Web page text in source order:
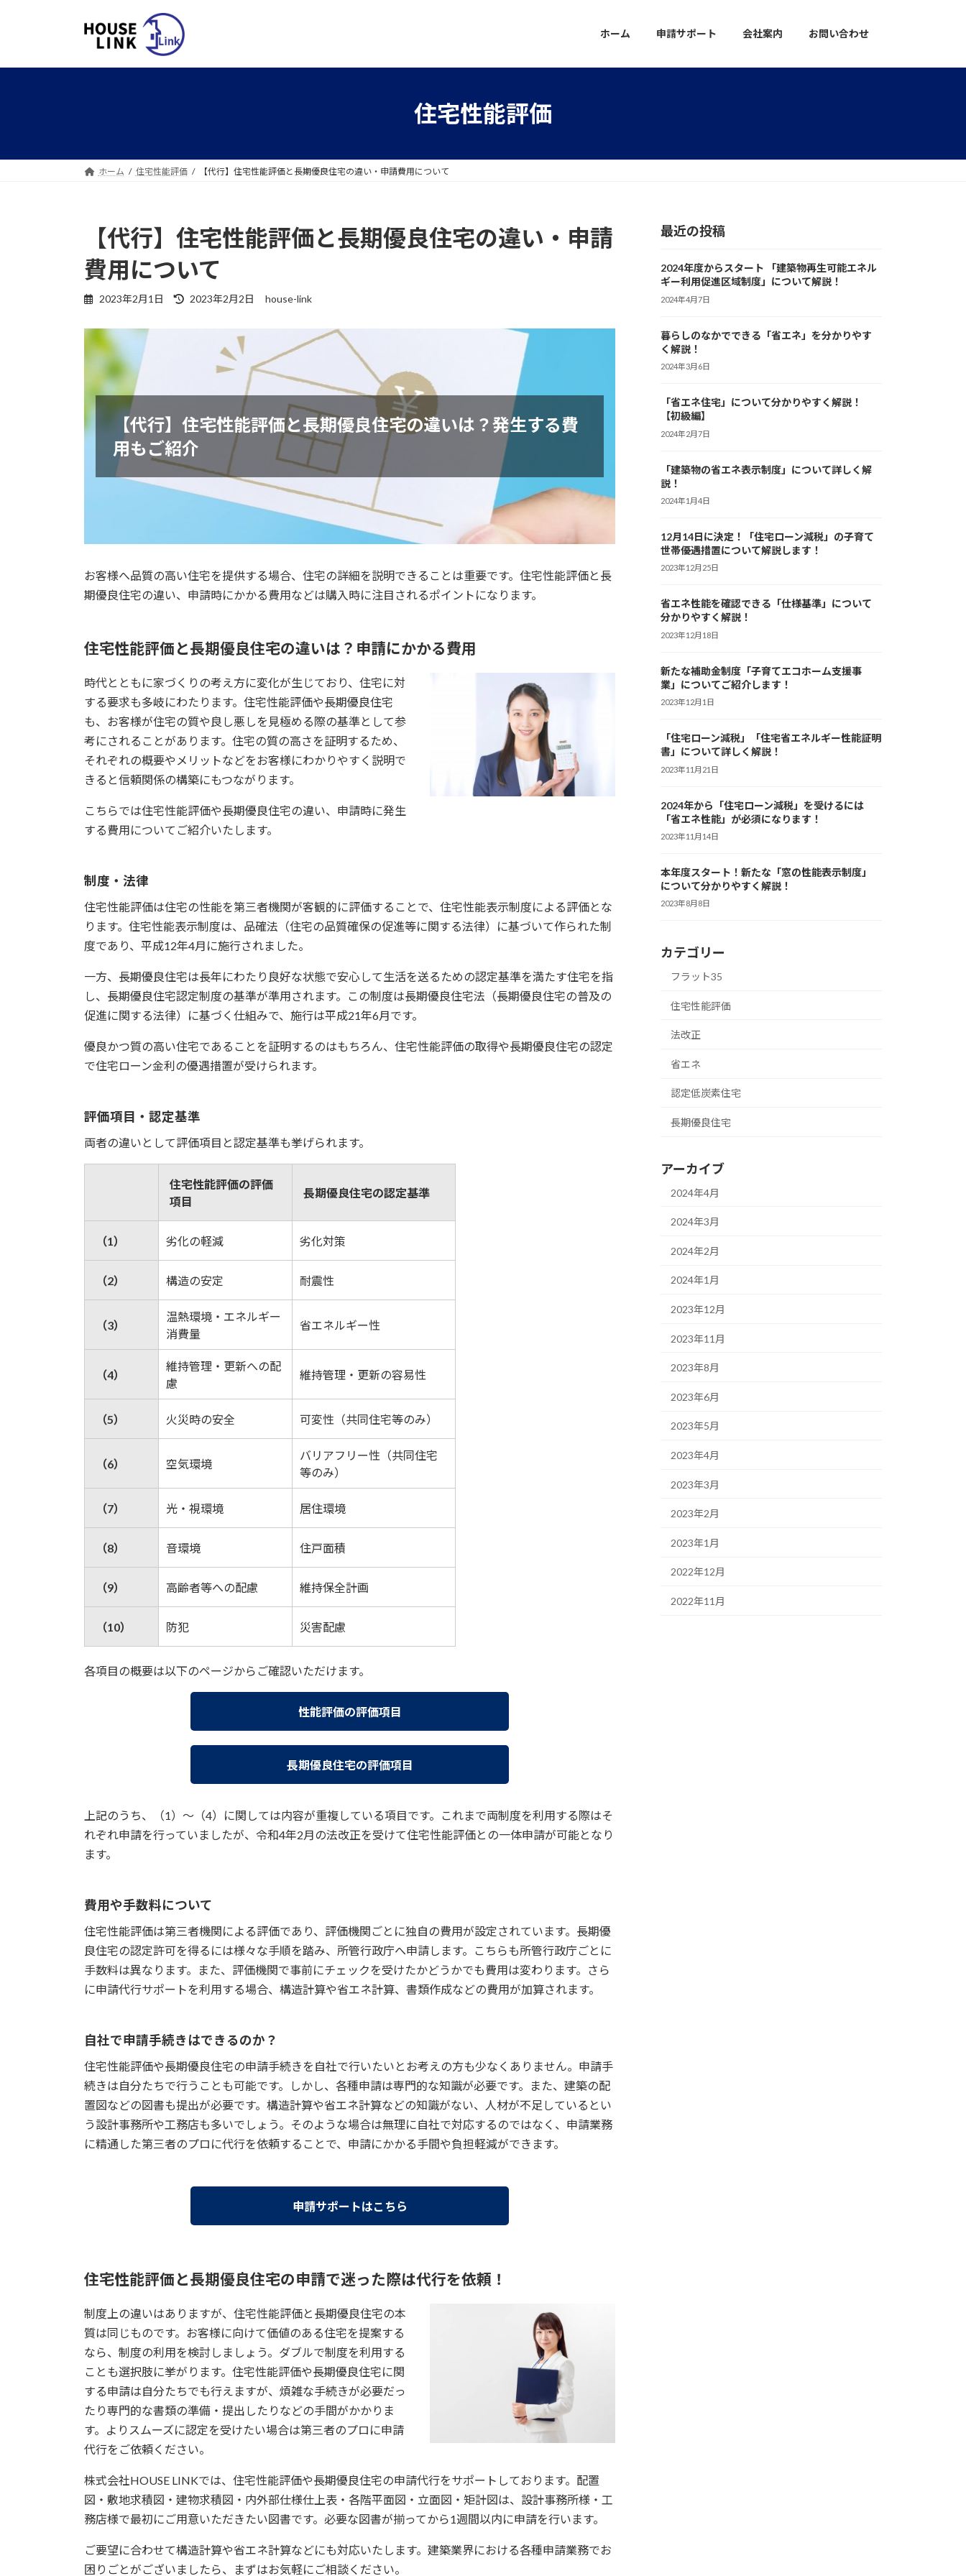
プ
動
ホーム 申請サポート 会社案内 お問い合わせ
住宅性能評価
ホーム 住宅性能評価 【代行】住宅性能評価と長期優良住宅の違い・申請費用について
【代行】住宅性能評価と長期優良住宅の違い・申請
費用について
2023年2月1日
最
2023年2月2日 house-link
【代行】住宅性能評価と長期優良住宅の違いは？発生する費
用もご紹介
お客様へ品質の高い住宅を提供する場合、住宅の詳細を説明できることは重要です。住宅性能評価と長
期優良住宅の違い、申請時にかかる費用などは購入時に注目されるポイントになります。
住宅性能評価と長期優良住宅の違いは？申請にかかる費用
時代とともに家づくりの考え方に変化が生じており、住宅に対
する要求も多岐にわたります。住宅性能評価や長期優良住宅
も、お客様が住宅の質や良し悪しを見極める際の基準として参
考にされることがあります。住宅の質の高さを証明するため、
それぞれの概要やメリットなどをお客様にわかりやすく説明で
きると信頼関係の構築にもつながります。
こちらでは住宅性能評価や長期優良住宅の違い、申請時に発生
する費用についてご紹介いたします。
制度・法律
住宅性能評価は住宅の性能を第三者機関が客観的に評価することで、住宅性能表示制度による評価とな
ります。住宅性能表示制度は、品確法（住宅の品質確保の促進等に関する法律）に基づいて作られた制
度であり、平成12年4月に施行されました。
一方、長期優良住宅は長年にわたり良好な状態で安心して生活を送るための認定基準を満たす住宅を指
し、長期優良住宅認定制度の基準が準用されます。この制度は長期優良住宅法（長期優良住宅の普及の
促進に関する法律）に基づく仕組みで、施行は平成21年6月です。
優良かつ質の高い住宅であることを証明するのはもちろん、住宅性能評価の取得や長期優良住宅の認定
で住宅ローン金利の優遇措置が受けられます。
評価項目・認定基準
両者の違いとして評価項目と認定基準も挙げられます。
住宅性能評価の評価
項目
長期優良住宅の認定基準
（1） 劣化の軽減 劣化対策
（2） 構造の安定 耐震性
（3）
温熱環境・エネルギー
消費量
省エネルギー性
（4）
維持管理・更新への配
慮
維持管理・更新の容易性
（5） 火災時の安全 可変性（共同住宅等のみ）
（6） 空気環境
バリアフリー性（共同住宅
等のみ）
（7） 光・視環境 居住環境
（8） 音環境 住戸面積
（9） 高齢者等への配慮 維持保全計画
（10） 防犯 災害配慮
各項目の概要は以下のページからご確認いただけます。
性能評価の評価項目
長期優良住宅の評価項目
上記のうち、（1）～（4）に関しては内容が重複している項目です。これまで両制度を利用する際はそ
れぞれ申請を行っていましたが、令和4年2月の法改正を受けて住宅性能評価との一体申請が可能となり
ます。
費用や手数料について
住宅性能評価は第三者機関による評価であり、評価機関ごとに独自の費用が設定されています。長期優
良住宅の認定許可を得るには様々な手順を踏み、所管行政庁へ申請します。こちらも所管行政庁ごとに
手数料は異なります。また、評価機関で事前にチェックを受けたかどうかでも費用は変わります。さら
に申請代行サポートを利用する場合、構造計算や省エネ計算、書類作成などの費用が加算されます。
自社で申請手続きはできるのか？
住宅性能評価や長期優良住宅の申請手続きを自社で行いたいとお考えの方も少なくありません。申請手
続きは自分たちで行うことも可能です。しかし、各種申請は専門的な知識が必要です。また、建築の配
置図などの図書も提出が必要です。構造計算や省エネ計算などの知識がない、人材が不足しているとい
う設計事務所や工務店も多いでしょう。そのような場合は無理に自社で対応するのではなく、申請業務
に精通した第三者のプロに代行を依頼することで、申請にかかる手間や負担軽減ができます。
申請サポートはこちら
住宅性能評価と長期優良住宅の申請で迷った際は代行を依頼！
制度上の違いはありますが、住宅性能評価と長期優良住宅の本
質は同じものです。お客様に向けて価値のある住宅を提案する
なら、制度の利用を検討しましょう。ダブルで制度を利用する
ことも選択肢に挙がります。住宅性能評価や長期優良住宅に関
する申請は自分たちでも行えますが、煩雑な手続きが必要だっ
たり専門的な書類の準備・提出したりなどの手間がかかりま
す。よりスムーズに認定を受けたい場合は第三者のプロに申請
代行をご依頼ください。
株式会社HOUSE LINKでは、住宅性能評価や長期優良住宅の申請代行をサポートしております。配置
図・敷地求積図・建物求積図・内外部仕様仕上表・各階平面図・立面図・矩計図は、設計事務所様・工
務店様で最初にご用意いただきたい図書です。必要な図書が揃ってから1週間以内に申請を行います。
ご要望に合わせて構造計算や省エネ計算などにも対応いたします。建築業界における各種申請業務でお
困りごとがございましたら、まずはお気軽にご相談ください。
最近の投稿
2024年度からスタート 「建築物再生可能エネル
ギー利用促進区域制度」について解説！
2024年4月7日
暮らしのなかでできる「省エネ」を分かりやす
く解説！
2024年3月6日
「省エネ住宅」について分かりやすく解説！
【初級編】
2024年2月7日
「建築物の省エネ表示制度」について詳しく解
説！
2024年1月4日
12月14日に決定！「住宅ローン減税」の子育て
世帯優遇措置について解説します！
2023年12月25日
省エネ性能を確認できる「仕様基準」について
分かりやすく解説！
2023年12月18日
新たな補助金制度「子育てエコホーム支援事
業」についてご紹介します！
2023年12月1日
「住宅ローン減税」「住宅省エネルギー性能証明
書」について詳しく解説！
2023年11月21日
2024年から「住宅ローン減税」を受けるには
「省エネ性能」が必須になります！
2023年11月14日
本年度スタート！新たな「窓の性能表示制度」
について分かりやすく解説！
2023年8月8日
カテゴリー
フラット35
住宅性能評価
法改正
省エネ
認定低炭素住宅
長期優良住宅
アーカイブ
2024年4月
2024年3月
2024年2月
2024年1月
2023年12月
2023年11月
2023年8月
2023年6月
2023年5月
2023年4月
2023年3月
2023年2月
2023年1月
2022年12月
2022年11月